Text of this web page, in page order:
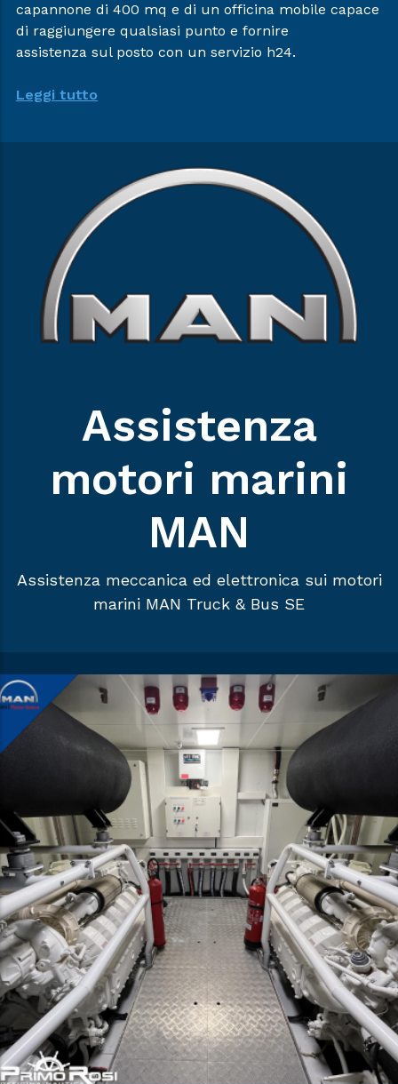
capannone di 400 mq e di un officina mobile capace
di raggiungere qualsiasi punto e fornire
assistenza sul posto con un servizio h24.
Leggi tutto
Assistenza
motori marini
MAN
Assistenza meccanica ed elettronica sui motori
marini MAN Truck & Bus SE